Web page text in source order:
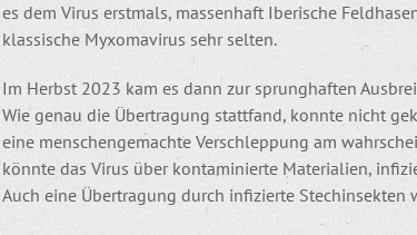
es dem Virus erstmals, massenhaft Iberische
klassische Myxomavirus sehr selten.
Im Herbst 2023 kam es dann zur sprunghaften
Wie genau die Übertragung stattfand, konnte nicht
eine menschengemachte Verschleppung am
könnte das Virus über kontaminierte Materialien,
Auch eine Übertragung durch infizierte Stechinsekten